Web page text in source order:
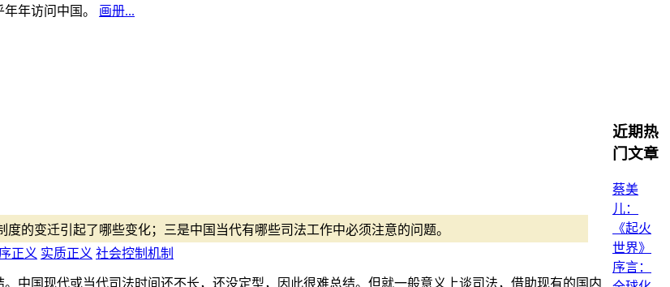
年访问中国。 画册...
的变迁引起了哪些变化；三是中国当代有哪些司法工作中必须注意的问题。
正义 实质正义 社会控制机制
中国现代或当代司法时间还不长，还没定型，因此很难总结。但就一般意义上谈司法，借助现有的国内
近期热
门文章
蔡美
儿：
《起火
世界》
序言：